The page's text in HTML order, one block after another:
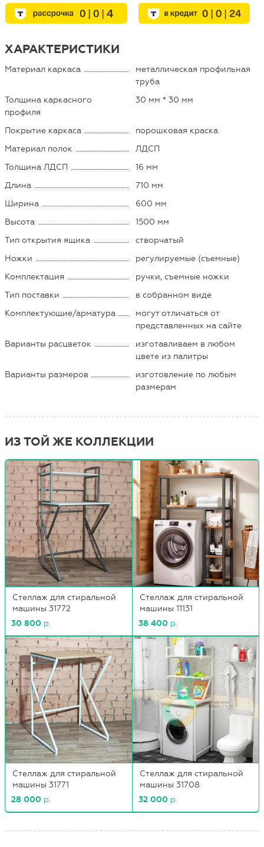
ХАРАКТЕРИСТИКИ
Материал каркаса
металлическая профильная
труба
Толщина каркасного
профиля
30 мм * 30 мм
Покрытие каркаса
порошковая краска
Материал полок
ЛДСП
Толщина ЛДСП
16 мм
Длина
710 мм
Ширина
600 мм
Высота
1500 мм
Тип открытия ящика
створчатый
Ножки
регулируемые (съемные)
Комплектация
ручки, съемные ножки
Тип поставки
в собранном виде
Комплектующие/арматура
могут отличаться от
представленных на сайте
Варианты расцветок
изготавливаем в любом
цвете из палитры
Варианты размеров
изготовление по любым
размерам
ИЗ ТОЙ ЖЕ КОЛЛЕКЦИИ
Стеллаж для стиральной
машины 31772
30 800 р.
Стеллаж для стиральной
машины 11131
38 400 р.
Стеллаж для стиральной
машины 31771
28 000 р.
Стеллаж для стиральной
машины 31708
32 000 р.